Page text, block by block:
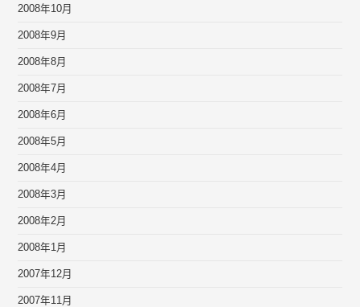
2008年10月
2008年9月
2008年8月
2008年7月
2008年6月
2008年5月
2008年4月
2008年3月
2008年2月
2008年1月
2007年12月
2007年11月